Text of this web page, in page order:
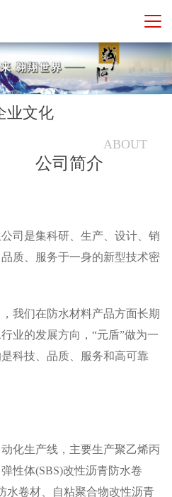
业文化
ABOUT
公司简介
司是集科研、生产、设计、销
质、服务于一身的新型技术密
我们在防水材料产品方面长期
业的发展方向，“元盾”做为一
科技、品质、服务和高可靠
化生产线，主要生产聚乙烯丙
性体(SBS)改性沥青防水卷
水卷材、自粘聚合物改性沥青